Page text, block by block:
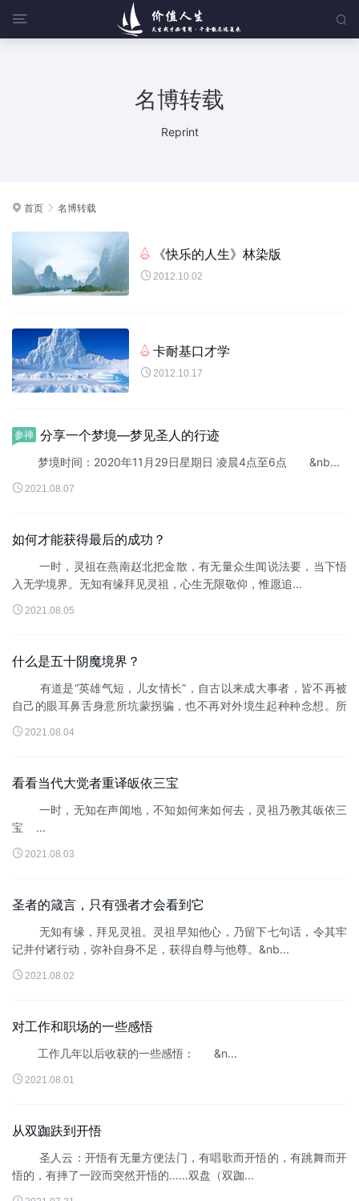
 
名博转载
Reprint
 首页  名博转载
 《快乐的人生》林染版
 2012.10.02
 卡耐基口才学
 2012.10.17
参禅 分享一个梦境—梦见圣人的行迹
梦境时间：2020年11月29日星期日 凌晨4点至6点 &nb...
 2021.08.07
如何才能获得最后的成功？
一时，灵祖在燕南赵北把金散，有无量众生闻说法要，当下悟
入无学境界。无知有缘拜见灵祖，心生无限敬仰，惟愿追...
 2021.08.05
什么是五十阴魔境界？
有道是“英雄气短，儿女情长”，自古以来成大事者，皆不再被
自己的眼耳鼻舌身意所坑蒙拐骗，也不再对外境生起种种念想。所
生起的，只...
 2021.08.04
看看当代大觉者重译皈依三宝
一时，无知在声闻地，不知如何来如何去，灵祖乃教其皈依三
宝 ...
 2021.08.03
圣者的箴言，只有强者才会看到它
无知有缘，拜见灵祖。灵祖早知他心，乃留下七句话，令其牢
记并付诸行动，弥补自身不足，获得自尊与他尊。&nb...
 2021.08.02
对工作和职场的一些感悟
工作几年以后收获的一些感悟： &n...
 2021.08.01
从双跏趺到开悟
圣人云：开悟有无量方便法门，有唱歌而开悟的，有跳舞而开
悟的，有摔了一跤而突然开悟的......双盘（双跏...